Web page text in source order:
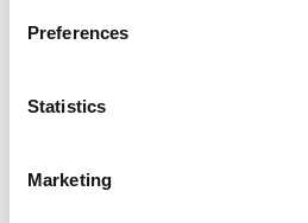
Preferences
Statistics
Marketing
Inloggen